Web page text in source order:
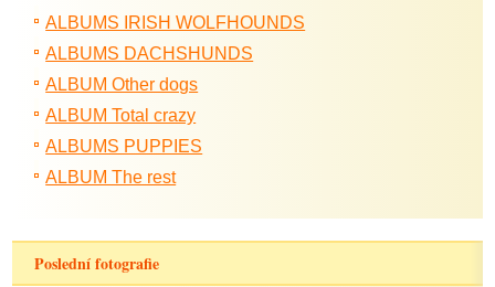
ALBUMS IRISH WOLFHOUNDS
ALBUMS DACHSHUNDS
ALBUM Other dogs
ALBUM Total crazy
ALBUMS PUPPIES
ALBUM The rest
Poslední fotografie